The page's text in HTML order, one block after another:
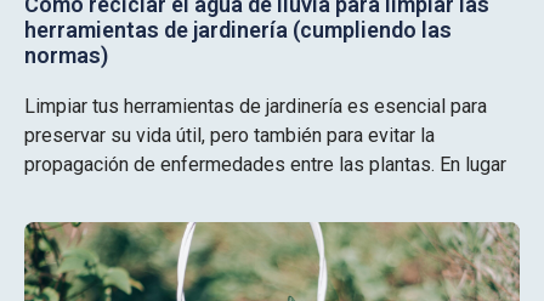
herramientas de jardinería (cumpliendo las
normas)
Limpiar tus herramientas de jardinería es esencial para
preservar su vida útil, pero también para evitar la
propagación de enfermedades entre las plantas. En lugar